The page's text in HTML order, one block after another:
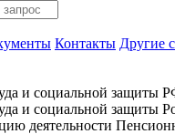
Контакты Другие
и социальной защиты
и социальной защиты
деятельности